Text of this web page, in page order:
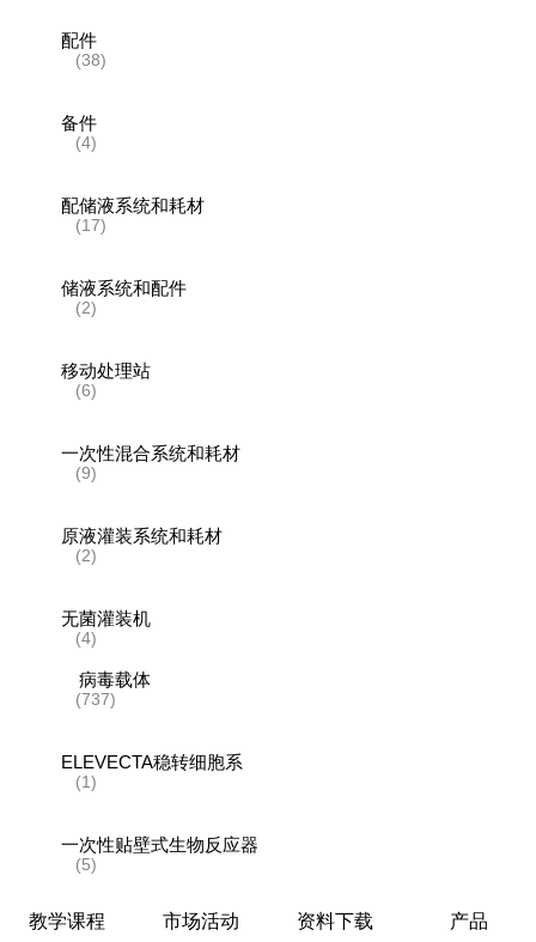
配件
(38)
备件
(4)
配储液系统和耗材
(17)
储液系统和配件
(2)
移动处理站
(6)
一次性混合系统和耗材
(9)
原液灌装系统和耗材
(2)
无菌灌装机
(4)
病毒载体
(737)
ELEVECTA稳转细胞系
(1)
一次性贴壁式生物反应器
(5)
生物反应器
教学课程 市场活动 资料下载 产品